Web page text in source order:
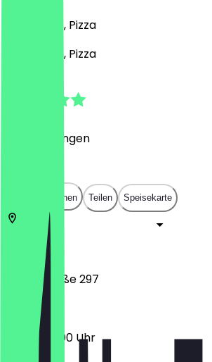
Bar, Drinks, Pizza
Bar, Drinks, Pizza
Bewertungen
In App öffnen Teilen Speisekarte
Köln
Hauptstraße 297
19:00 - 03:00 Uhr